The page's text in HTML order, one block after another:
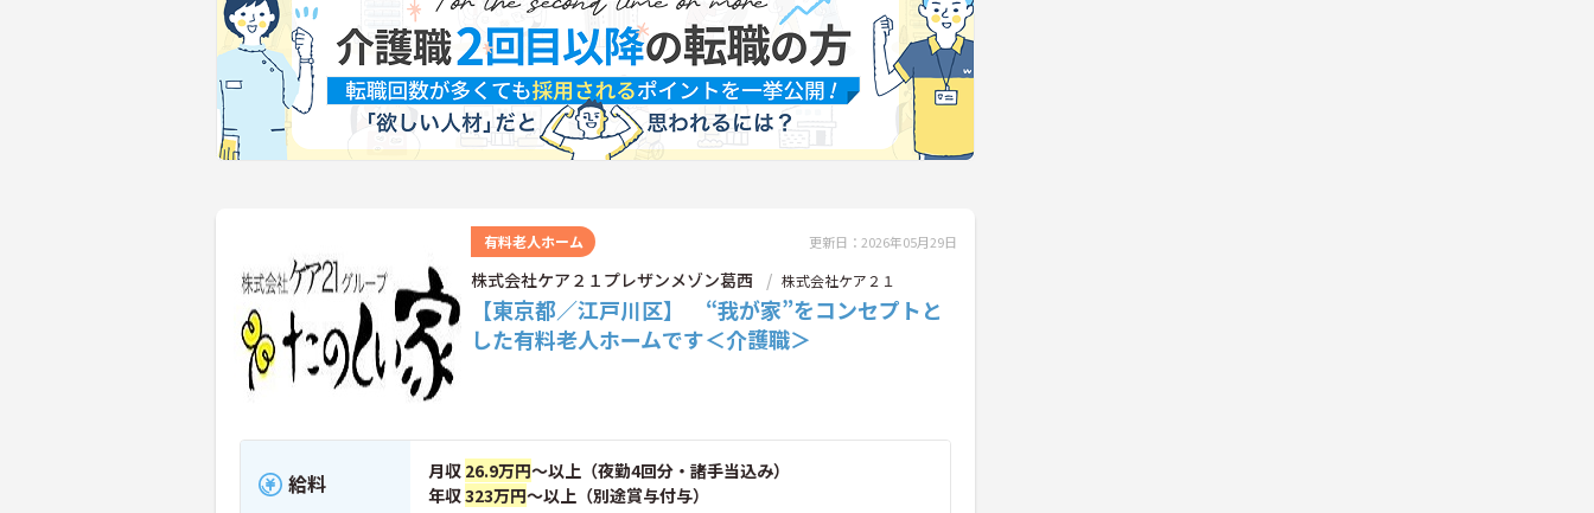
有料老人ホーム 更新日：2026年05月29日
株式会社ケア２１プレザンメゾン葛西 株式会社ケア２１
【東京都／江戸川区】 “我が家”をコンセプトと
した有料老人ホームです＜介護職＞
給料 月収 26.9万円～以上（夜勤4回分・諸手当込み）
年収323万円～以上（別途賞与付与）